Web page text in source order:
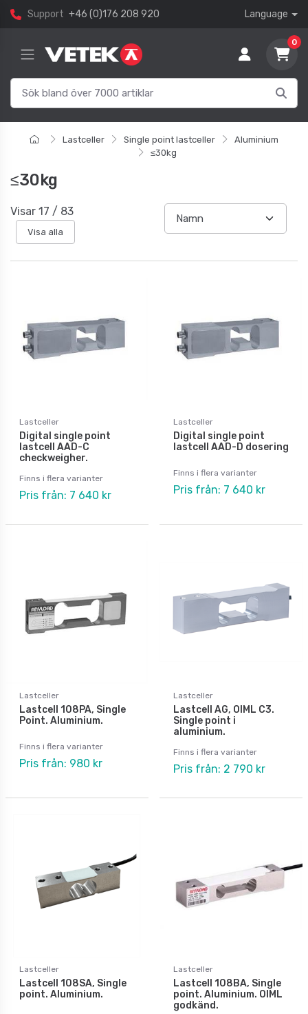
Support +46 (0)176 208 920 Language
0
Lastceller Single point lastceller
Aluminium
≤30kg
≤30kg
Visar 17 / 83
Visa alla
Lastceller
Digital single point
lastcell AAD-C
checkweigher.
Finns i flera varianter
Pris från: 7 640 kr
Lastceller
Digital single point
lastcell AAD-D dosering
Finns i flera varianter
Pris från: 7 640 kr
Lastceller
Lastcell 108PA, Single
Point. Aluminium.
Finns i flera varianter
Pris från: 980 kr
Lastceller
Lastcell AG, OIML C3.
Single point i
aluminium.
Finns i flera varianter
Pris från: 2 790 kr
Lastceller
Lastcell 108SA, Single
point. Aluminium.
Lastceller
Lastcell 108BA, Single
point. Aluminium. OIML
godkänd.